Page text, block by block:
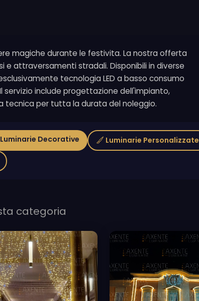
magiche durante le festivita. La nostra offerta
e attraversamenti stradali. Disponibili in diverse
tecnologia LED a basso consumo
servizio include progettazione dell'impianto,
tecnica per tutta la durata del noleggio.
Luminarie Decorative Luminarie Personalizzate
categoria